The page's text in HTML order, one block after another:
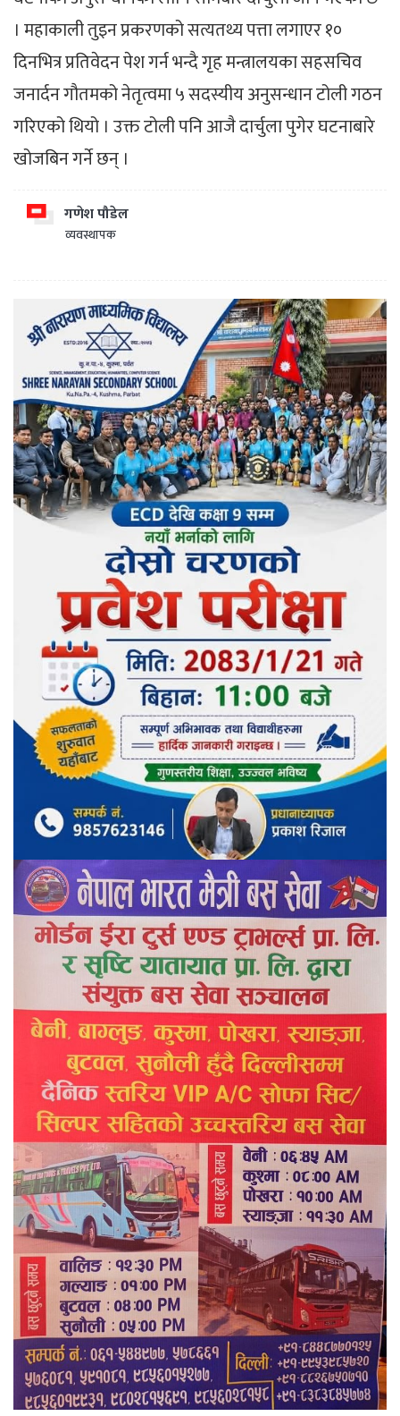
। महाकाली तुइन प्रकरणको सत्यतथ्य पत्ता लगाएर १०
दिनभित्र प्रतिवेदन पेश गर्न भन्दै गृह मन्त्रालयका सहसचिव
जनार्दन गौतमको नेतृत्वमा ५ सदस्यीय अनुसन्धान टोली गठन
गरिएको थियो । उक्त टोली पनि आजै दार्चुला पुगेर घटनाबारे
खोजबिन गर्ने छन् ।
गणेश पौडेल
व्यवस्थापक